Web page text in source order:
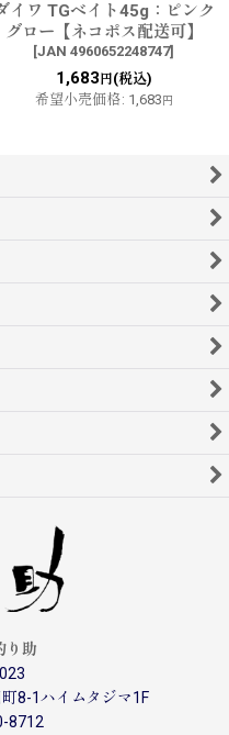
イワ TGベイト45g：ピンク
グロー【ネコポス配送可】
[JAN 4960652248747]
1,683 円(税込)
希望小売価格: 1,683 円
り助
8-1ハイムタジマ1F
8712